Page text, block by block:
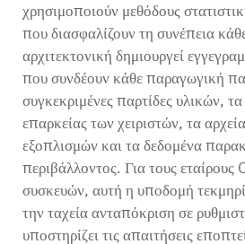
χρησιμοποιούν μεθόδους
που διασφαλίζουν τη συνέπεια
αρχιτεκτονική δημιουργεί
που συνδέουν κάθε παραγωγική
συγκεκριμένες παρτίδες υλικών,
επαρκείας των χειριστών, τα
εξοπλισμών και τα δεδομένα
περιβάλλοντος. Για τους
συσκευών, αυτή η υποδομή
την ταχεία ανταπόκριση σε
υποστηρίζει τις απαιτήσεις